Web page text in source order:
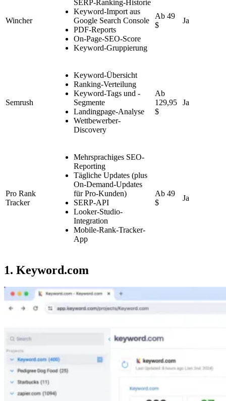
Wincher
SERP-Ranking-Historie
Keyword-Import aus
Google Search Console
PDF-Reports
On-Page-SEO-Score
Keyword-Gruppierung
Ab 49
$
Ja
Semrush
Keyword-Übersicht
Ranking-Verteilung
Keyword-Tags und -
Segmente
Landingpage-Analyse
Wettbewerber-
Discovery
Ab
129,95
$
Ja
Pro Rank
Tracker
Mehrsprachiges SEO-
Reporting
Tägliche Updates (plus
On-Demand-Updates
für Pro-Kunden)
SERP-API
Looker-Studio-
Integration
Mobile-Rank-Tracker-
App
Ab 49
$
Ja
1. Keyword.com